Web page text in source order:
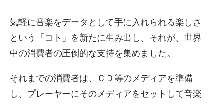
気軽に音楽をデータとして手に入れられる楽しさ
という「コト」を新たに生み出し、それが、世界
中の消費者の圧倒的な支持を集めました。
それまでの消費者は、ＣＤ等のメディアを準備
し、プレーヤーにそのメディアをセットして音楽